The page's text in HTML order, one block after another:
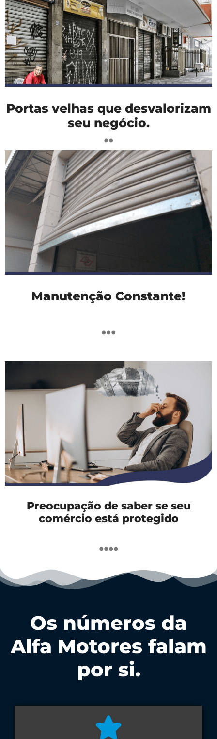
Portas velhas que desvalorizam
seu negócio.
..
Manutenção Constante!
...
Preocupação de saber se seu
comércio está protegido
....
Os números da
Alfa Motores falam
por si.